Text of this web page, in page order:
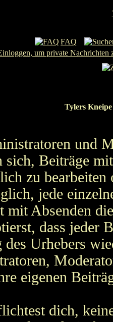
FAQ
Tylers
und
sich, Beiträge
zu bearbeiten
jede
mit Absenden
dass jeder
Urhebers
eigenen
dich,